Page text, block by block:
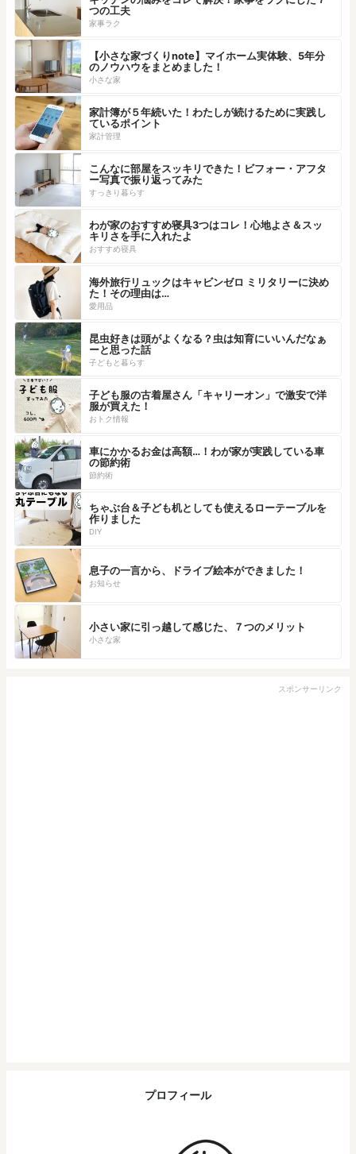
つの工夫
家事ラク
【小さな家づくりnote】マイホーム実体験、5年分
のノウハウをまとめました！
小さな家
家計簿が５年続いた！わたしが続けるために実践し
ているポイント
家計管理
こんなに部屋をスッキリできた！ビフォー・アフタ
ー写真で振り返ってみた
すっきり暮らす
わが家のおすすめ寝具3つはコレ！心地よさ＆スッ
キリさを手に入れたよ
おすすめ寝具
海外旅行リュックはキャビンゼロ ミリタリーに決め
た！その理由は…
愛用品
昆虫好きは頭がよくなる？虫は知育にいいんだなぁ
ーと思った話
子どもと暮らす
子ども服の古着屋さん「キャリーオン」で激安で洋
服が買えた！
おトク情報
車にかかるお金は高額…！わが家が実践している車
の節約術
節約術
ちゃぶ台＆子ども机としても使えるローテーブルを
作りました
DIY
息子の一言から、ドライブ絵本ができました！
お知らせ
小さい家に引っ越して感じた、７つのメリット
小さな家
スポンサーリンク
プロフィール